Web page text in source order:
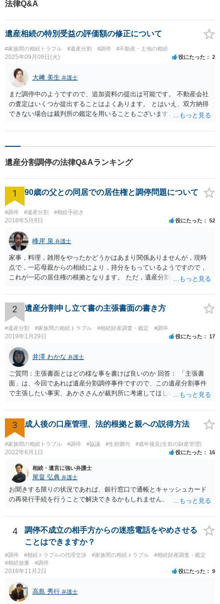
法律Q&A
遺産相続の特別受益の評価額の修正について
#家族間の相続トラブル #遺産分割 #調停 #不動産・土地の相続
2025年09月09日(火) 役にたった 2
大﨑 美生 弁護士
まだ調停中のようですので、追加資料の提出は可能です。 不動産会社
の査定はいくつか提出することはよくあります。 とはいえ、双方納得
できない場合は裁判所の鑑定を用いることもございます。 ご参考にな
遺産分割調停の法律Q&Aランキング
1 90歳の父との同居での居住権と調停問題について
#調停 #遺産分割 #相続手続き
2018年5月9日 役にたった 52
峰岸 泉 弁護士
家事，料理，雑用をやったかどうかはあまり関係ありませんが，現時
点で，一応母親からの相続により，持分をもっているようですので，
これが一応の居住権の根拠となります。 ただ，遺産分割により，母の
2 遺産分割申し立て書の主張書面の書き方
#遺産分割 #家族間の相続トラブル #相続財産調査・鑑定 #調停
2019年1月29日 役にたった 17
井澤 わかな 弁護士
ご質問：主張書面とはどの様な事を書けば良いのか 回答： 「主張書
面」は、今回であれば遺産分割調停事件ですので、この遺産分割事件
で主張したい事実、あかささんが裁判所に考慮してほしいと思う、亡
ります。 もし、主張したい事実や考慮してほしい事情に関連して
資料を持っているようであれば、主張書面とは別で提出できます。も
し、お姉さんに見られたくないような資料がある場合、「非開示の希
望に関する申出書」と共に提出することも考えられます。 ご質問：書
いた方が良い事と書かない方が良い事 回答： お姉さんが申立書の「申
立ての趣旨」のところに書いている遺産の分け方に対して意見があれ
ば、まずそれを書くとよいです。 次に「申立ての理由」のところに、
なぜ調停を申し立てたのか(例えば、あかささんと話合いが出来ない／
決裂した、など)や亡くなった方・あかささん・お姉さん間の事情やい
きさつなどが書かれていると思うので、あかささんから見てそれは違
分けるかを決めるについてあかささんが重要だと考える事情があれば
(例えば、○○のときにお姉さんは亡くなった方からお金を援助してもら
産分割に関係ない(と思われる)いきさつを沢山盛り込むことだと考えま
す(あくまで遺産分割に関係することに留める方が、裁判所や調停委員
3 成人後の口座管理、法的根拠と親への説得方法
#家族間の相続トラブル #調停 #協議 #生前贈与 #成年後見(生前の財産管理)
2022年6月1日 役にたった 16
相続・遺言に強い弁護士
尾畠 弘典 弁護士
お聞きする限りの状況であれば、銀行窓口で通帳とキャッシュカード
の再発行手続を行うことで解決できるかもしれません。
4
調停不成立の相手方からの迷惑電話をやめさせる
ことはできますか？
#調停 #相続トラブルの代理交渉 #家族間の相続トラブル
#相続財産調査・鑑定
#相続放棄
#調停
2018年11月2日 役にたった 9
高島 秀行 弁護士